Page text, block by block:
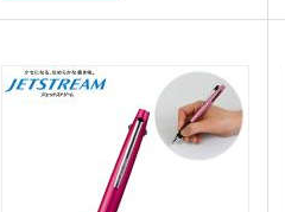
裏面は吸水性のあるパイル生地なので実用
ポーツ観戦やフェスなどのレジャーシーン
で活躍します。クラブチームのロゴやオリ
ジナルキャラクターなどを印刷した、オリ
ジナルグッズ作成におすすめです。